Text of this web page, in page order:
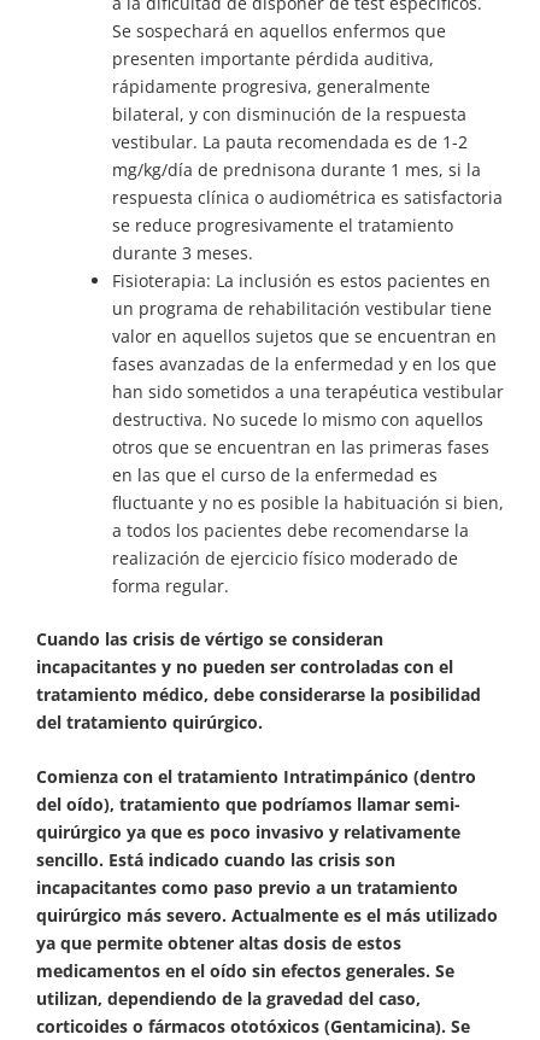
Se sospechará en aquellos enfermos que
presenten importante pérdida auditiva,
rápidamente progresiva, generalmente
bilateral, y con disminución de la respuesta
vestibular. La pauta recomendada es de 1-2
mg/kg/día de prednisona durante 1 mes, si la
respuesta clínica o audiométrica es satisfactoria
se reduce progresivamente el tratamiento
durante 3 meses.
Fisioterapia: La inclusión es estos pacientes en
un programa de rehabilitación vestibular tiene
valor en aquellos sujetos que se encuentran en
fases avanzadas de la enfermedad y en los que
han sido sometidos a una terapéutica vestibular
destructiva. No sucede lo mismo con aquellos
otros que se encuentran en las primeras fases
en las que el curso de la enfermedad es
fluctuante y no es posible la habituación si bien,
a todos los pacientes debe recomendarse la
realización de ejercicio físico moderado de
forma regular.
Cuando las crisis de vértigo se consideran
incapacitantes y no pueden ser controladas con el
tratamiento médico, debe considerarse la posibilidad
del tratamiento quirúrgico.
Comienza con el tratamiento Intratimpánico (dentro
del oído), tratamiento que podríamos llamar semi-
quirúrgico ya que es poco invasivo y relativamente
sencillo. Está indicado cuando las crisis son
incapacitantes como paso previo a un tratamiento
quirúrgico más severo. Actualmente es el más utilizado
ya que permite obtener altas dosis de estos
medicamentos en el oído sin efectos generales. Se
utilizan, dependiendo de la gravedad del caso,
corticoides o fármacos ototóxicos (Gentamicina). Se